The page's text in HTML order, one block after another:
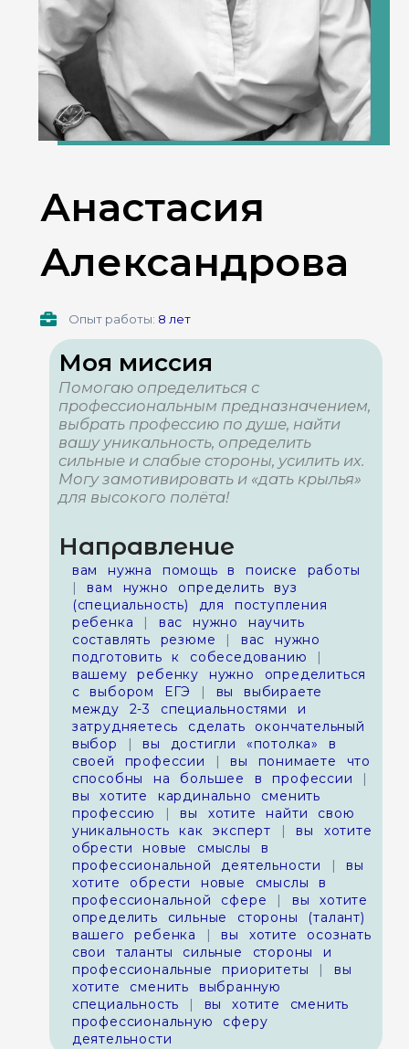
Анастасия
Александрова
Опыт работы: 8 лет
Моя миссия
Помогаю определиться с
профессиональным предназначением,
выбрать профессию по душе, найти
вашу уникальность, определить
сильные и слабые стороны, усилить их.
Могу замотивировать и «дать крылья»
для высокого полёта!
Направление
вам нужна помощь в поиске работы
| вам нужно определить вуз
(специальность) для поступления
ребенка | вас нужно научить
составлять резюме | вас нужно
подготовить к собеседованию |
вашему ребенку нужно определиться
с выбором ЕГЭ
| вы выбираете
между 2-3 специальностями и
затрудняетесь сделать окончательный
выбор | вы достигли «потолка» в
своей профессии | вы понимаете что
способны на большее в профессии |
вы хотите кардинально сменить
профессию
| вы хотите найти свою
уникальность как эксперт | вы хотите
обрести новые смыслы в
профессиональной деятельности
| вы
хотите обрести новые смыслы в
профессиональной сфере | вы хотите
определить сильные стороны (талант)
вашего ребенка
| вы хотите осознать
свои таланты сильные стороны и
профессиональные приоритеты | вы
хотите сменить выбранную
специальность | вы хотите сменить
профессиональную сферу
деятельности